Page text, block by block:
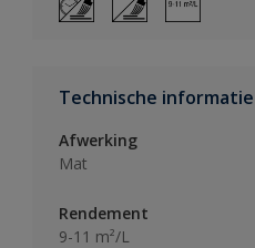
Technische informatie
Afwerking
Mat
Rendement
9-11 m²/L